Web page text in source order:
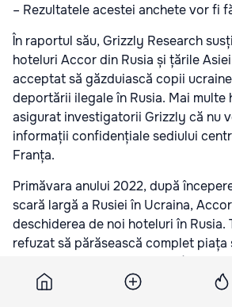
– Rezultatele acestei anchete vor fi
În raportul său, Grizzly Research
hoteluri Accor din Rusia și țările
acceptat să găzduiască copii
deportării ilegale în Rusia. Mai multe
asigurat investigatorii Grizzly că nu
informații confidențiale sediului
Franța.
Primăvara anului 2022, după
scară largă a Rusiei în Ucraina,
deschiderea de noi hoteluri în Rusia.
refuzat să părăsească complet piața
opereze peste 50 de unități (inclusiv
Ibis), justificând această decizie prin